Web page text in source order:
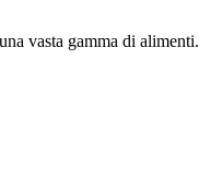
vasta gamma di alimenti.